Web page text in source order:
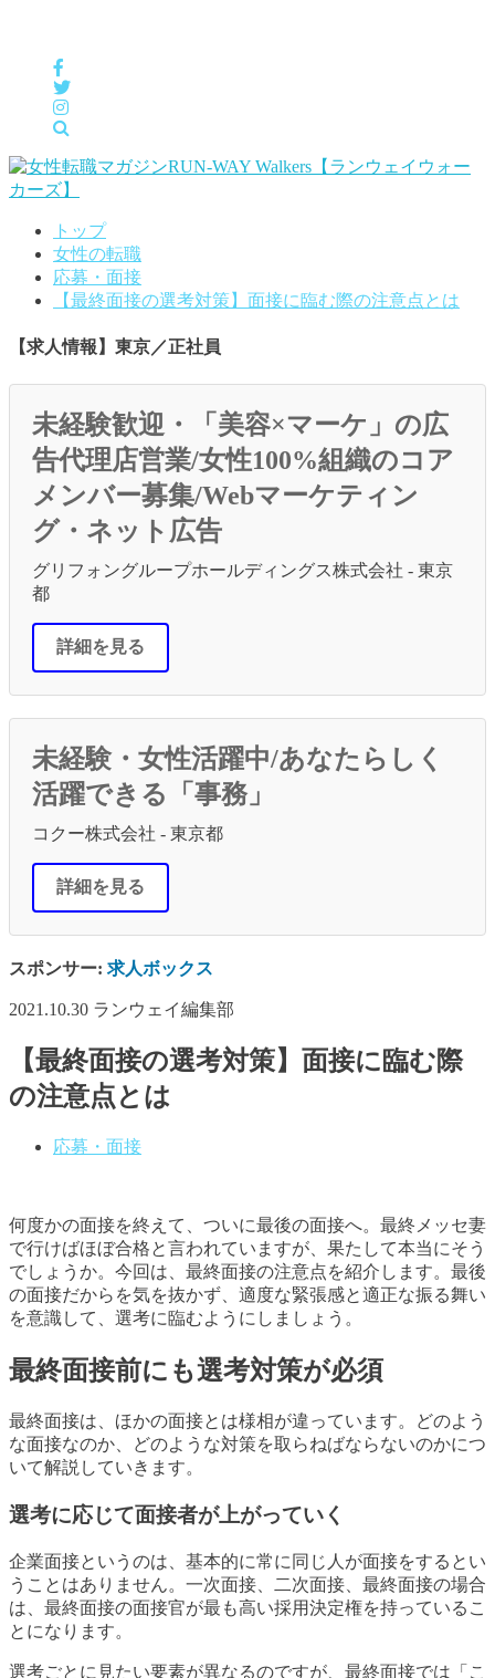
トップ
女性の転職
応募・面接
【最終面接の選考対策】面接に臨む際の注意点とは
【求人情報】東京／正社員
未経験歓迎・「美容×マーケ」の広
告代理店営業/女性100%組織のコア
メンバー募集/Webマーケティン
グ・ネット広告
グリフォングループホールディングス株式会社 - 東京
都
詳細を見る
未経験・女性活躍中/あなたらしく
活躍できる「事務」
コクー株式会社 - 東京都
詳細を見る
スポンサー: 求人ボックス
2021.10.30 ランウェイ編集部
【最終面接の選考対策】面接に臨む際
の注意点とは
応募・面接
何度かの面接を終えて、ついに最後の面接へ。最終メッセ妻
で行けばほぼ合格と言われていますが、果たして本当にそう
でしょうか。今回は、最終面接の注意点を紹介します。最後
の面接だからを気を抜かず、適度な緊張感と適正な振る舞い
を意識して、選考に臨むようにしましょう。
最終面接前にも選考対策が必須
最終面接は、ほかの面接とは様相が違っています。どのよう
な面接なのか、どのような対策を取らねばならないのかにつ
いて解説していきます。
選考に応じて面接者が上がっていく
企業面接というのは、基本的に常に同じ人が面接をするとい
うことはありません。一次面接、二次面接、最終面接の場合
は、最終面接の面接官が最も高い採用決定権を持っているこ
とになります。
選考ごとに見たい要素が異なるのですが、最終面接では「こ